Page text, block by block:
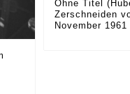
Ohne Titel
Zerschneiden
November